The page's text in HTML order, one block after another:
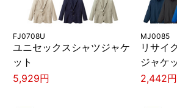
FJ0708U
ユニセックスシャツジャケ
ット
5,929円
MJ0085
リサイ
ジャケ
2,442円